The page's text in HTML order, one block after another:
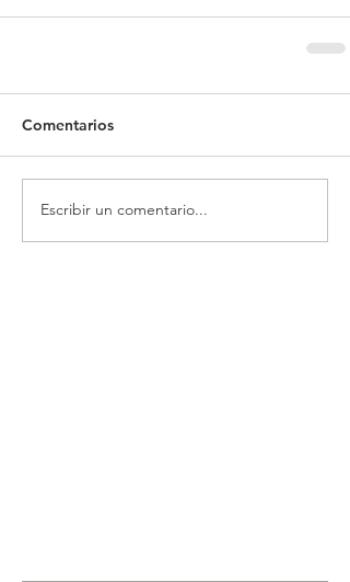
Comentarios
Escribir un comentario...